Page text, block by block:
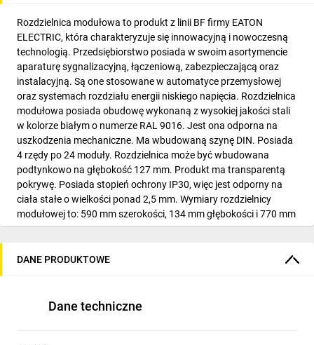
Rozdzielnica modułowa to produkt z linii BF firmy EATON
ELECTRIC, która charakteryzuje się innowacyjną i nowoczesną
technologią. Przedsiębiorstwo posiada w swoim asortymencie
aparaturę sygnalizacyjną, łączeniową, zabezpieczającą oraz
instalacyjną. Są one stosowane w automatyce przemysłowej
oraz systemach rozdziału energii niskiego napięcia. Rozdzielnica
modułowa posiada obudowę wykonaną z wysokiej jakości stali
w kolorze białym o numerze RAL 9016. Jest ona odporna na
uszkodzenia mechaniczne. Ma wbudowaną szynę DIN. Posiada
4 rzędy po 24 moduły. Rozdzielnica może być wbudowana
podtynkowo na głębokość 127 mm. Produkt ma transparentą
pokrywę. Posiada stopień ochrony IP30, więc jest odporny na
ciała stałe o wielkości ponad 2,5 mm. Wymiary rozdzielnicy
modułowej to: 590 mm szerokości, 134 mm głębokości i 770 mm
wysokości. Produkt ma osłabienia kablowe z góry, z dołu, a
DANE PRODUKTOWE
Dane techniczne